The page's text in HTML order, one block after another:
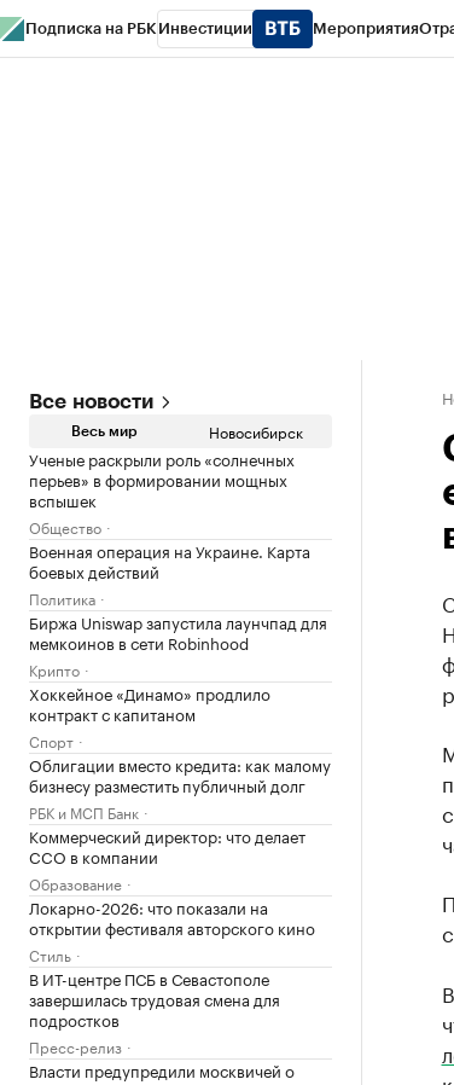
Подписка на РБК Инвестиции Мероприятия
Все новости
Весь мир Новосибирск
Ученые раскрыли роль «солнечных
перьев» в формировании мощных
вспышек
Общество
Военная операция на Украине. Карта
боевых действий
Политика
Биржа Uniswap запустила лаунчпад для
мемкоинов в сети Robinhood
Крипто
Хоккейное «Динамо» продлило
контракт с капитаном
Спорт
Облигации вместо кредита: как малому
бизнесу разместить публичный долг
РБК и МСП Банк
Коммерческий директор: что делает
CCO в компании
Образование
Локарно-2026: что показали на
открытии фестиваля авторского кино
Стиль
В ИТ-центре ПСБ в Севастополе
завершилась трудовая смена для
подростков
Пресс-релиз
Власти предупредили москвичей о